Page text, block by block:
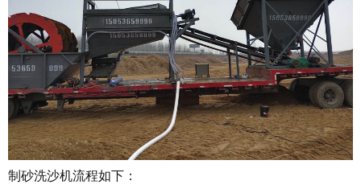
制砂洗沙机流程如下：